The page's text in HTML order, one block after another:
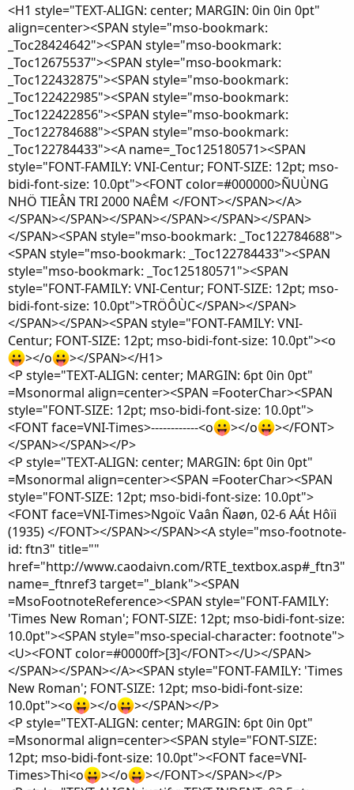
<H1 style="TEXT-ALIGN: center; MARGIN: 0in 0in 0pt"
align=center><SPAN style="mso-bookmark:
_Toc28424642"><SPAN style="mso-bookmark:
_Toc12675537"><SPAN style="mso-bookmark:
_Toc122432875"><SPAN style="mso-bookmark:
_Toc122422985"><SPAN style="mso-bookmark:
_Toc122422856"><SPAN style="mso-bookmark:
_Toc122784688"><SPAN style="mso-bookmark:
_Toc122784433"><A name=_Toc125180571><SPAN
style="FONT-FAMILY: VNI-Centur; FONT-SIZE: 12pt; mso-
bidi-font-size: 10.0pt"><FONT color=#000000>ÑUÙNG
NHÖ TIEÂN TRI 2000 NAÊM </FONT></SPAN></A>
</SPAN></SPAN></SPAN></SPAN></SPAN></SPAN>
</SPAN><SPAN style="mso-bookmark: _Toc122784688">
<SPAN style="mso-bookmark: _Toc122784433"><SPAN
style="mso-bookmark: _Toc125180571"><SPAN
style="FONT-FAMILY: VNI-Centur; FONT-SIZE: 12pt; mso-
bidi-font-size: 10.0pt">TRÖÔÙC</SPAN></SPAN>
</SPAN></SPAN><SPAN style="FONT-FAMILY: VNI-
Centur; FONT-SIZE: 12pt; mso-bidi-font-size: 10.0pt"><o
></o
></SPAN></H1>
<P style="TEXT-ALIGN: center; MARGIN: 6pt 0in 0pt"
=Msonormal align=center><SPAN =FooterChar><SPAN
style="FONT-SIZE: 12pt; mso-bidi-font-size: 10.0pt">
<FONT face=VNI-Times>------------<o
></o
></FONT>
</SPAN></SPAN></P>
<P style="TEXT-ALIGN: center; MARGIN: 6pt 0in 0pt"
=Msonormal align=center><SPAN =FooterChar><SPAN
style="FONT-SIZE: 12pt; mso-bidi-font-size: 10.0pt">
<FONT face=VNI-Times>Ngoïc Vaân Ñaøn, 02-6 AÁt Hôïi
(1935) </FONT></SPAN></SPAN><A style="mso-footnote-
id: ftn3" title=""
href="http://www.caodaivn.com/RTE_textbox.asp#_ftn3"
name=_ftnref3 target="_blank"><SPAN
=MsoFootnoteReference><SPAN style="FONT-FAMILY:
'Times New Roman'; FONT-SIZE: 12pt; mso-bidi-font-size:
10.0pt"><SPAN style="mso-special-character: footnote">
<U><FONT color=#0000ff>[3]</FONT></U></SPAN>
</SPAN></SPAN></A><SPAN style="FONT-FAMILY: 'Times
New Roman'; FONT-SIZE: 12pt; mso-bidi-font-size:
10.0pt"><o
></o
></SPAN></P>
<P style="TEXT-ALIGN: center; MARGIN: 6pt 0in 0pt"
=Msonormal align=center><SPAN style="FONT-SIZE:
12pt; mso-bidi-font-size: 10.0pt"><FONT face=VNI-
Times>Thi<o
></o
></FONT></SPAN></P>